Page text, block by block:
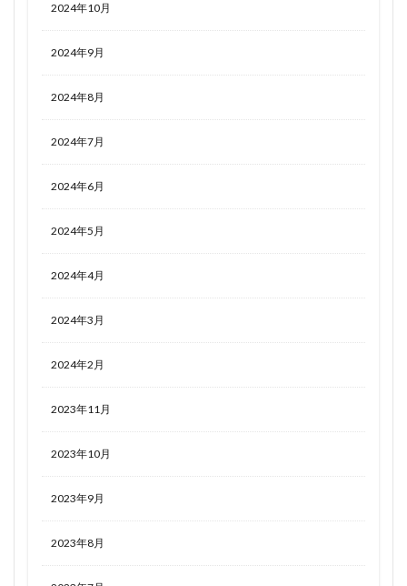
2024年10月
2024年9月
2024年8月
2024年7月
2024年6月
2024年5月
2024年4月
2024年3月
2024年2月
2023年11月
2023年10月
2023年9月
2023年8月